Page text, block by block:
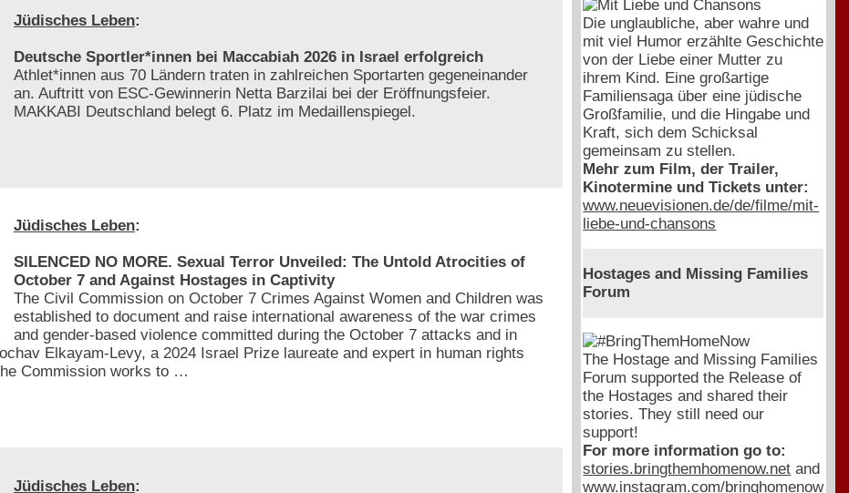
Jüdisches Leben:
Deutsche Sportler*innen bei Maccabiah 2026 in Israel erfolgreich
Athlet*innen aus 70 Ländern traten in zahlreichen Sportarten gegeneinander
an. Auftritt von ESC-Gewinnerin Netta Barzilai bei der Eröffnungsfeier.
MAKKABI Deutschland belegt 6. Platz im Medaillenspiegel.
Jüdisches Leben:
SILENCED NO MORE. Sexual Terror Unveiled: The Untold Atrocities of
October 7 and Against Hostages in Captivity
The Civil Commission on October 7 Crimes Against Women and Children was
established to document and raise international awareness of the war crimes
and gender-based violence committed during the October 7 attacks and in
Elkayam-Levy, a 2024 Israel Prize laureate and expert in human rights
Commission works to …
Jüdisches Leben:
Die unglaubliche, aber wahre und
mit viel Humor erzählte Geschichte
von der Liebe einer Mutter zu
ihrem Kind. Eine großartige
Familiensaga über eine jüdische
Großfamilie, und die Hingabe und
Kraft, sich dem Schicksal
gemeinsam zu stellen.
Mehr zum Film, der Trailer,
Kinotermine und Tickets unter:
www.neuevisionen.de/de/filme/mit-
liebe-und-chansons
Hostages and Missing Families
Forum
The Hostage and Missing Families
Forum supported the Release of
the Hostages and shared their
stories. They still need our
support!
For more information go to:
stories.bringthemhomenow.net and
www.instagram.com/bringhomenow